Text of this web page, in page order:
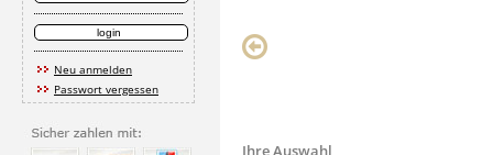
Neu anmelden
Passwort vergessen